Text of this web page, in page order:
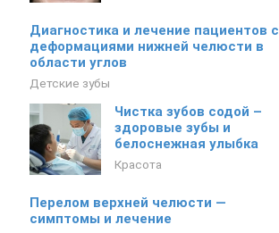
Диагностика и лечение пациентов с
деформациями нижней челюсти в
области углов
Детские зубы
Чистка зубов содой –
здоровые зубы и
белоснежная улыбка
Красота
Перелом верхней челюсти —
симптомы и лечение